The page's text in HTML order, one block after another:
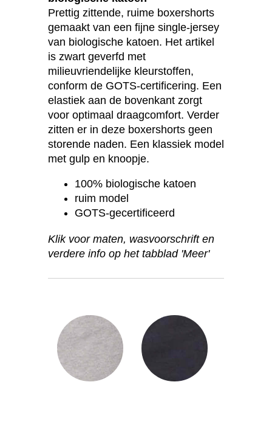
Prettig zittende, ruime boxershorts
gemaakt van een fijne single-jersey
van biologische katoen. Het artikel
is zwart geverfd met
milieuvriendelijke kleurstoffen,
conform de GOTS-certificering. Een
elastiek aan de bovenkant zorgt
voor optimaal draagcomfort. Verder
zitten er in deze boxershorts geen
storende naden. Een klassiek model
met gulp en knoopje.
100% biologische katoen
ruim model
GOTS-gecertificeerd
Klik voor maten, wasvoorschrift en
verdere info op het tabblad 'Meer'